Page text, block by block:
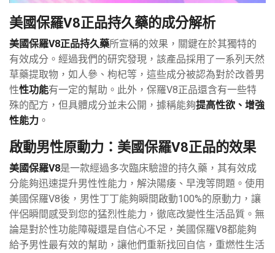
美國保羅V8正品持久藥的成分解析
美國保羅V8正品持久藥所宣稱的效果，關鍵在於其獨特的
有效成分。經過我們的研究發現，該產品採用了一系列天然
草藥提取物，如人參、枸杞等，這些成分被認為對於改善男
性性功能有一定的幫助。此外，保羅V8正品還含有一些特
殊的配方，但具體成分並未公開，據稱能夠提高性欲、增強
性能力 。
啟動男性原動力：美國保羅V8正品的效果
美國保羅V8是一款經過多次臨床驗證的持久藥，其有效成
分能夠迅速提升男性性能力，解決陽痿、早洩等問題。使用
美國保羅V8後，男性丁丁能夠瞬間啟動100%的原動力，讓
伴侶瞬間感受到您的猛烈性能力，徹底改變性生活品質。無
論是對於性功能障礙還是自信心不足，美國保羅V8都能夠
給予男性最有效的幫助，讓他們重新找回自信，重燃性生活